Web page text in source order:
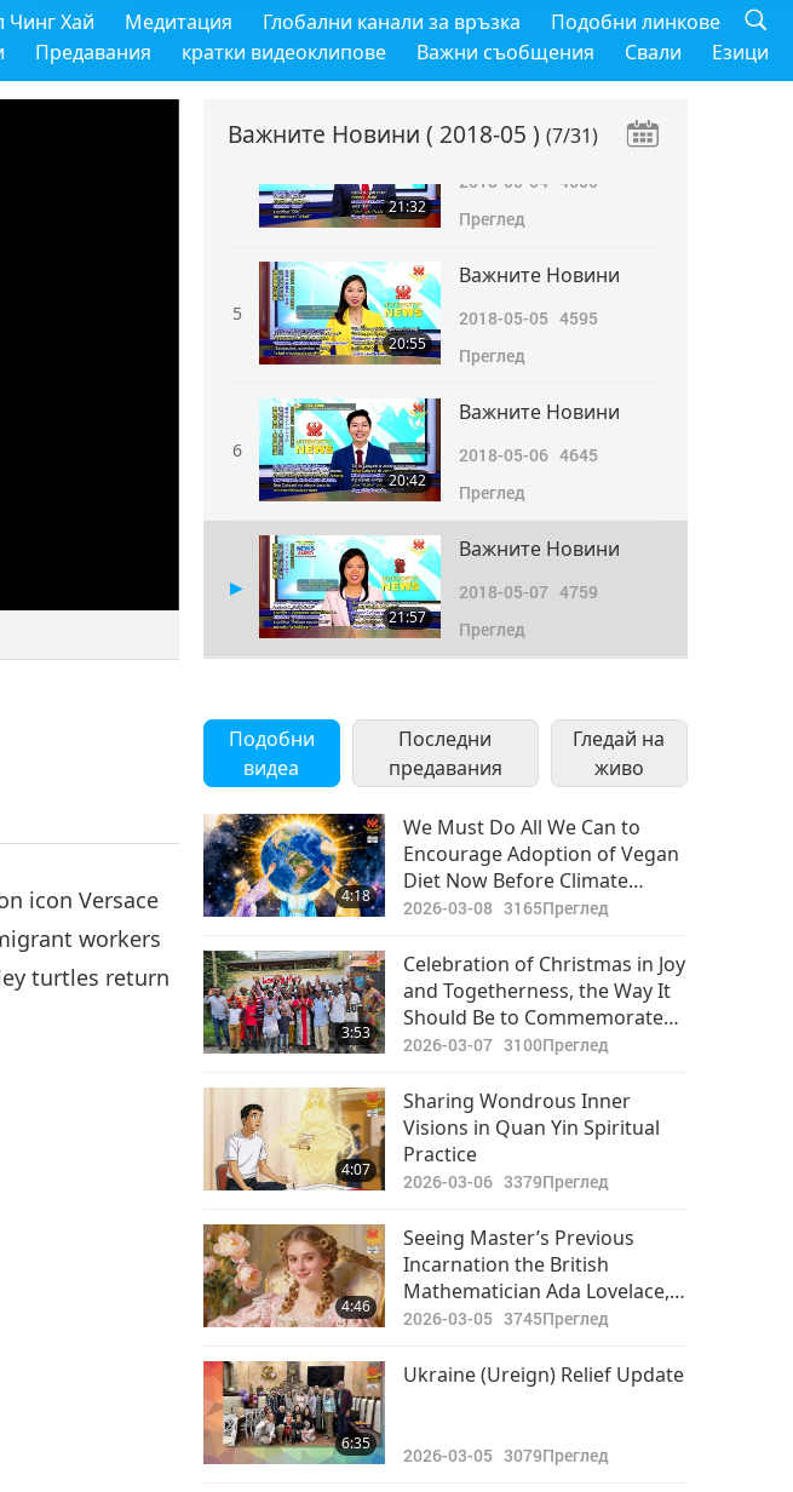
Чинг Хай Медитация Глобални канали за връзка
Подобни линкове
Предавания кратки видеоклипове Важни съобщения Свали Езици
icon Versace
workers
turtles return
Важните Новини ( 2018-05 ) (7/31)
2018-05-034884
Преглед
21:32
Важните Новини
2018-05-04 4650
Преглед
5
20:55
Важните Новини
2018-05-05 4595
Преглед
6
20:42
Важните Новини
2018-05-06 4645
Преглед
21:57
Важните Новини
2018-05-07 4759
Преглед
8 2018-05-08
4512
Преглед
9
19:54
Важните Новини
2018-05-094750
Преглед
10
22:18
Важните Новини
2018-05-104779
Преглед
11
19:40
Важните Новини
2018-05-11 4479
Преглед
12
19:59
Важните Новини
2018-05-124696
Преглед
13
Важните Новини
Преглед
Подобни
видеа
Последни
предавания
Гледай на
живо
4:18
We Must Do All We Can to
Encourage Adoption of Vegan
Diet Now Before Climate
Change Makes Our Planet
Animal-people Alike
2026-03-08 3165Преглед
3:53
Celebration of Christmas in Joy
and Togetherness, the Way It
Should Be to Commemorate
Birth of Lord Jesus
2026-03-07 3100Преглед
4:07
Sharing Wondrous Inner
Visions in Quan Yin Spiritual
Practice
2026-03-06 3379Преглед
4:46
Seeing Master’s Previous
Incarnation the British
Mathematician Ada Lovelace,
the Founder of Modern
2026-03-05 3745Преглед
6:35
Ukraine (Ureign) Relief Update
2026-03-05 3079Преглед